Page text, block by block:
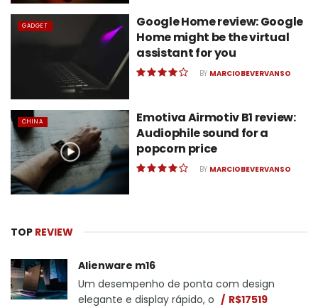
GADGET
Google Home review: Google
Home might be the virtual
assistant for you
BY MARCIOBEVERVANSO
CHINA
Emotiva Airmotiv B1 review:
Audiophile sound for a
popcorn price
BY MARCIOBEVERVANSO
TOP REVIEW
Alienware m16
Um desempenho de ponta com design
elegante e display rápido, o
R$17519